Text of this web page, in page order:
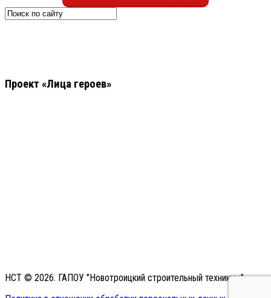
Проект «Лица героев»
НСТ © 2026. ГАПОУ "Новотроицкий строительный техникум"